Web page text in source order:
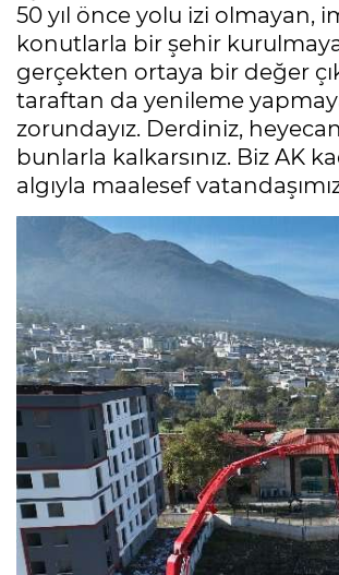
50 yıl önce yolu izi olmayan,
konutlarla bir şehir kurulmaya
gerçekten ortaya bir değer
taraftan da yenileme
zorundayız. Derdiniz,
bunlarla kalkarsınız. Biz AK
algıyla maalesef